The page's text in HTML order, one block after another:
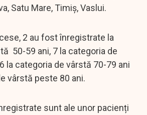
Satu Mare, Timiș, Vaslui.
2 au fost înregistrate la
50-59 ani, 7 la categoria de
la categoria de vârstă 70-79 ani
vârstă peste 80 ani.
sunt ale unor pacienți